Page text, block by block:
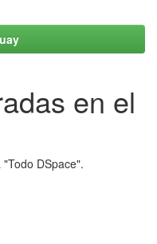
en el
DSpace".